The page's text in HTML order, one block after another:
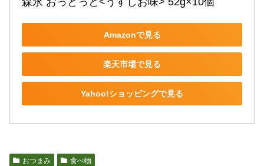
Amazonで見る
楽天市場で見る
Yahoo!ショッピングで見る
おつまみ 食べ物